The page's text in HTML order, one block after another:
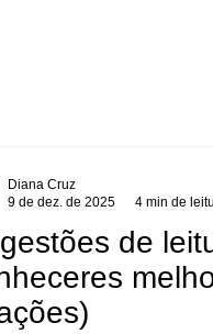
de
Diana Cruz
9 de dez. de 2025
4 min de